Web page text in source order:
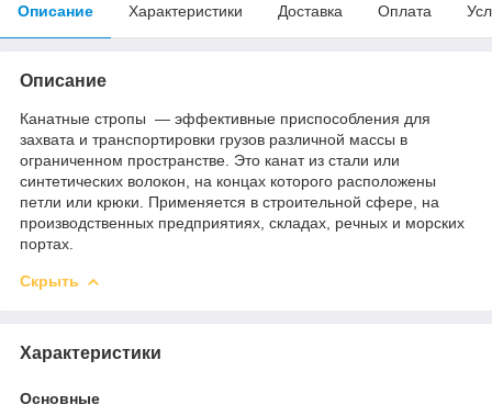
Описание Характеристики Доставка Оплата
Описание
Канатные стропы — эффективные приспособления для
захвата и транспортировки грузов различной массы в
ограниченном пространстве. Это канат из стали или
синтетических волокон, на концах которого расположены
петли или крюки. Применяется в строительной сфере, на
производственных предприятиях, складах, речных и морских
портах.
Скрыть
Характеристики
Основные